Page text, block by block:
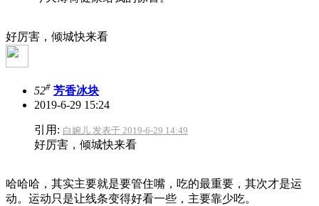
好厉害，倾城快来看
52# 芳香冰块
2019-6-29 15:24
引用: 白婉儿 发表于 2019-6-29 14:49
好厉害，倾城快来看
哈哈哈，其实主要就是要管住嘴，吃的最重要，其次才是运
动。运动只是让线条变得好看一些，主要靠少吃。